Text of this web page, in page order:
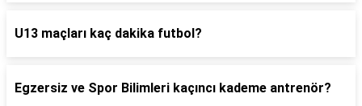
U13 maçları kaç dakika futbol?
Egzersiz ve Spor Bilimleri kaçıncı kademe antrenör?